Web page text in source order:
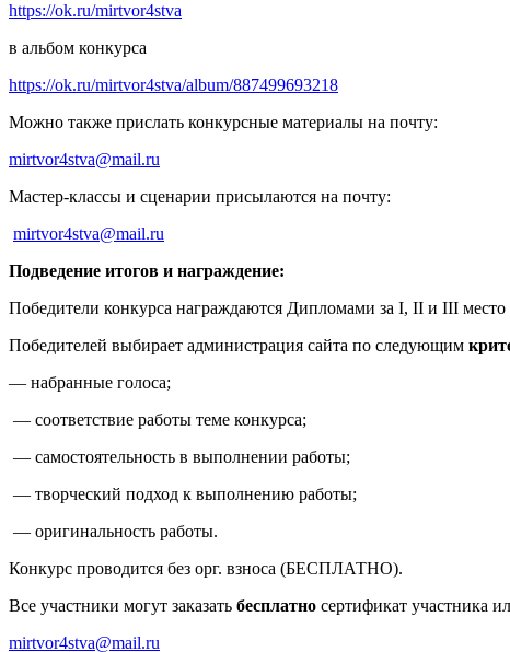
https://ok.ru/mirtvor4stva
в альбом конкурса
https://ok.ru/mirtvor4stva/album/887499693218
Можно также прислать конкурсные материалы на почту:
mirtvor4stva@mail.ru
Мастер-классы и сценарии присылаются на почту:
mirtvor4stva@mail.ru
Подведение итогов и награждение:
Победители конкурса награждаются Дипломами за I, II и III место
Победителей выбирает администрация сайта по следующим
— набранные голоса;
— соответствие работы теме конкурса;
— самостоятельность в выполнении работы;
— творческий подход к выполнению работы;
— оригинальность работы.
Конкурс проводится без орг. взноса (БЕСПЛАТНО).
Все участники могут заказать бесплатно сертификат участника
mirtvor4stva@mail.ru